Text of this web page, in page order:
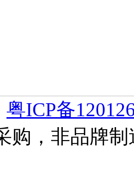
粤ICP备
购，非品牌